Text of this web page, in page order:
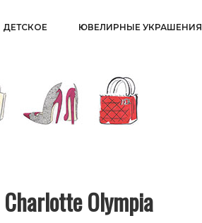
ДЕТСКОЕ ЮВЕЛИРНЫЕ УКРАШЕНИЯ
Charlotte Olympia